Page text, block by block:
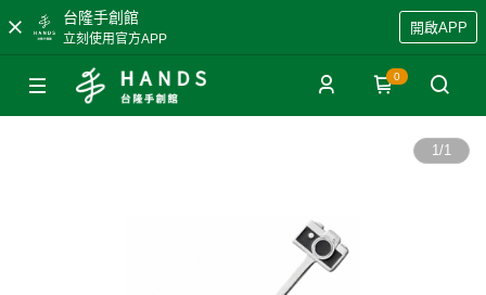
台隆手創館
立刻使用官方APP
開啟APP
0
1/1